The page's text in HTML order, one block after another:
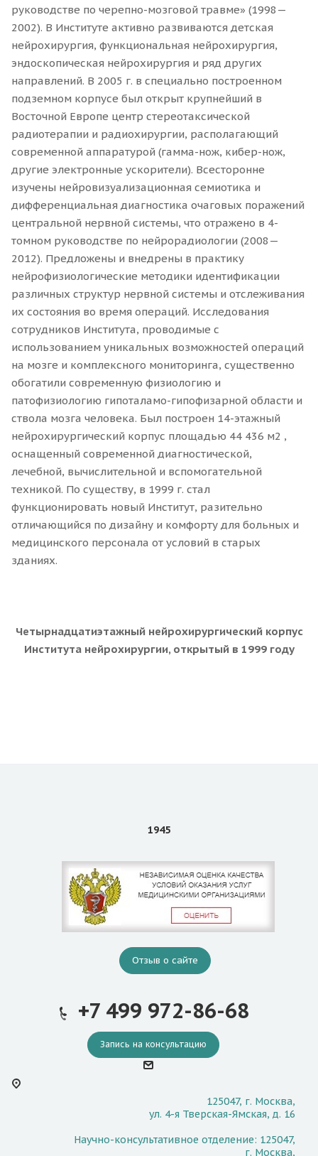
руководстве по черепно-мозговой травме» (1998—
2002). В Институте активно развиваются детская
нейрохирургия, функциональная нейрохирургия,
эндоскопическая нейрохирургия и ряд других
направлений. В 2005 г. в специально построенном
подземном корпусе был открыт крупнейший в
Восточной Европе центр стереотаксической
радиотерапии и радиохирургии, располагающий
современной аппаратурой (гамма-нож, кибер-нож,
другие электронные ускорители). Всесторонне
изучены нейровизуализационная семиотика и
дифференциальная диагностика очаговых поражений
центральной нервной системы, что отражено в 4-
томном руководстве по нейрорадиологии (2008—
2012). Предложены и внедрены в практику
нейрофизиологические методики идентификации
различных структур нервной системы и отслеживания
их состояния во время операций. Исследования
сотрудников Института, проводимые с
использованием уникальных возможностей операций
на мозге и комплексного мониторинга, существенно
обогатили современную физиологию и
патофизиологию гипоталамо-гипофизарной области и
ствола мозга человека. Был построен 14-этажный
нейрохирургический корпус площадью 44 436 м2 ,
оснащенный современной диагностической,
лечебной, вычислительной и вспомогательной
техникой. По существу, в 1999 г. стал
функционировать новый Институт, разительно
отличающийся по дизайну и комфорту для больных и
медицинского персонала от условий в старых
зданиях.
Четырнадцатиэтажный нейрохирургический корпус
Института нейрохирургии, открытый в 1999 году
1945
Отзыв о сайте
+7 499 972-86-68
Запись на консультацию
125047, г. Москва,
ул. 4-я Тверская-Ямская, д. 16
Научно-консультативное отделение: 125047,
г. Москва,